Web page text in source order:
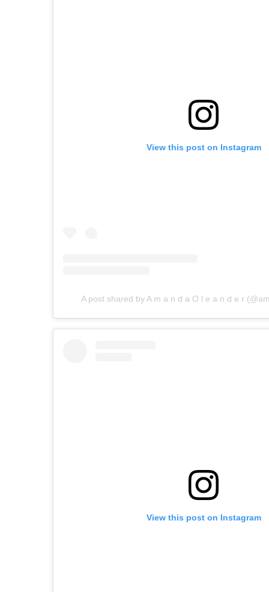
View this post on Instagram
A post shared by A m a n d a O l e a n d e r
View this post on Instagram